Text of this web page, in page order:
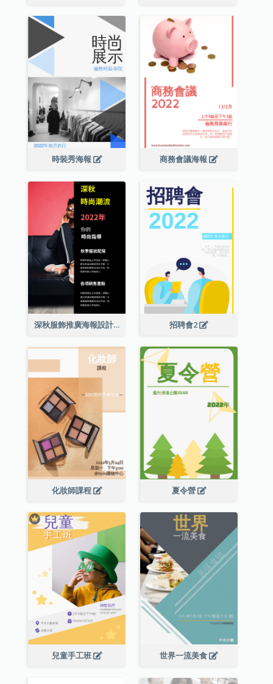
時裝秀海報 商務會議海報
深秋服飾推廣海報設計 招聘會2
化妝師課程 夏令營
兒童手工班 世界一流美食